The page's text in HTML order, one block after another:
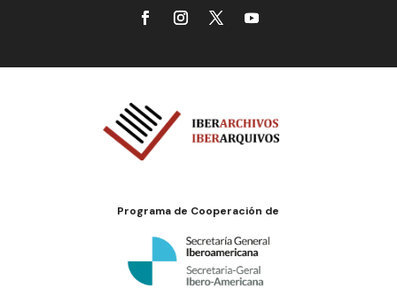
Programa de Cooperación de